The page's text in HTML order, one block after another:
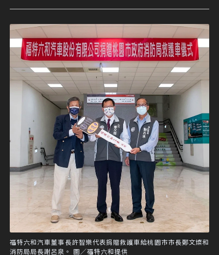
福特六和汽車董事長許智樂代表捐贈救護車給桃園市市長鄭文燦和
消防局局長謝呂泉。 圖／福特六和提供